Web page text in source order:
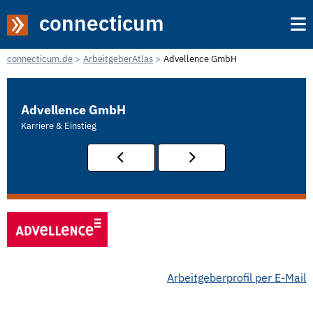
connecticum
connecticum.de ArbeitgeberAtlas Advellence GmbH
Advellence GmbH
Karriere & Einstieg
Arbeitgeberprofil per E-Mail